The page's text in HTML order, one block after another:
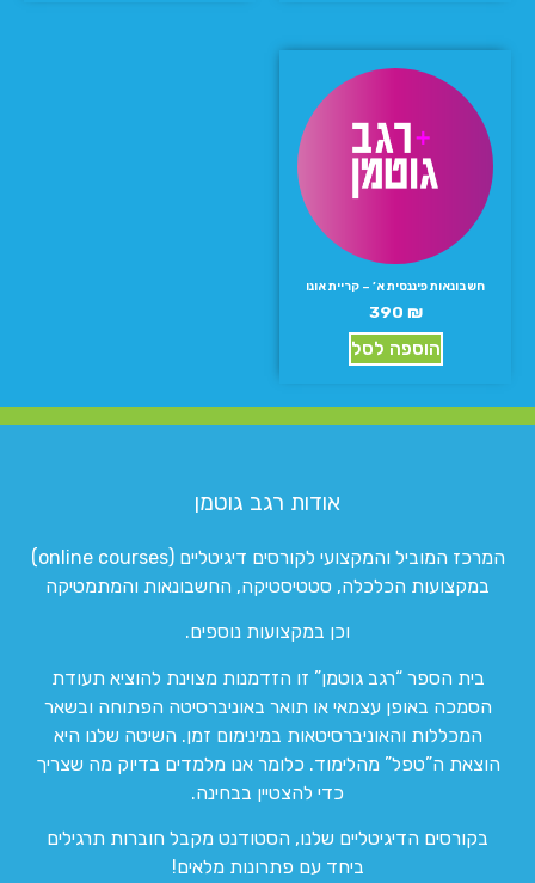
חשבונאות פיננסית א’ – קריית אונו
390 ₪
הוספה לסל
אודות רגב גוטמן
המרכז המוביל והמקצועי לקורסים דיגיטליים (online courses)
במקצועות הכלכלה, סטטיסטיקה, החשבונאות והמתמטיקה
וכן במקצועות נוספים.
בית הספר “רגב גוטמן” זו הזדמנות מצוינת להוציא תעודת
הסמכה באופן עצמאי או תואר באוניברסיטה הפתוחה ובשאר
המכללות והאוניברסיטאות במינימום זמן. השיטה שלנו היא
הוצאת ה”טפל” מהלימוד. כלומר אנו מלמדים בדיוק מה שצריך
כדי להצטיין בבחינה.
בקורסים הדיגיטליים שלנו, הסטודנט מקבל חוברות תרגילים
ביחד עם פתרונות מלאים!